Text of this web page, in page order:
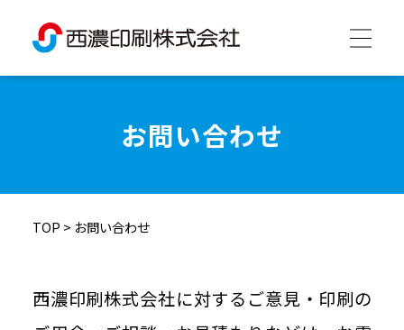
制作実績
会社情報
お問い合わせ
TOP > お問い合わせ
西濃印刷株式会社に対するご意見・印刷の